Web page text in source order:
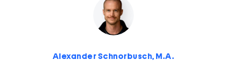
Alexander Schnorbusch, M.A.